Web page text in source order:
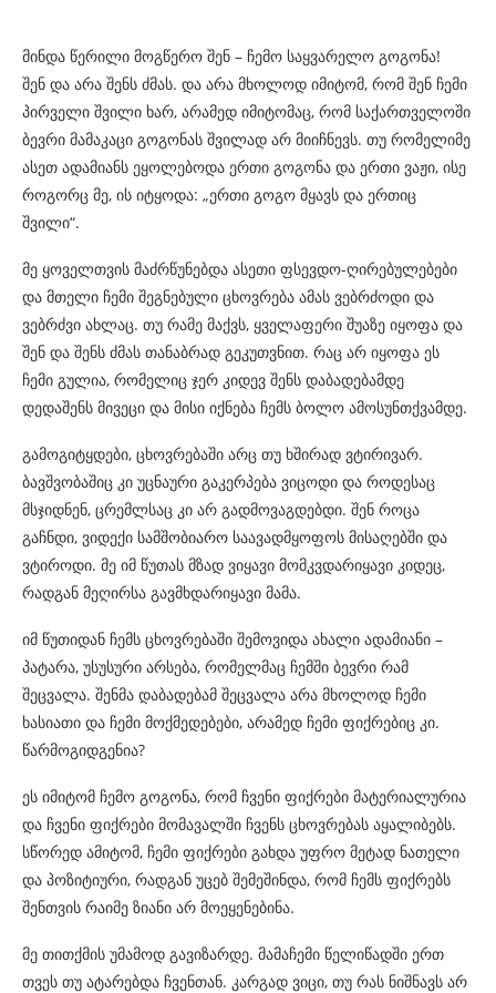
მინდა წერილი მოგწერო შენ – ჩემო საყვარელო გოგონა!
შენ და არა შენს ძმას. და არა მხოლოდ იმიტომ, რომ შენ ჩემი
პირველი შვილი ხარ, არამედ იმიტომაც, რომ საქართველოში
ბევრი მამაკაცი გოგონას შვილად არ მიიჩნევს. თუ რომელიმე
ასეთ ადამიანს ეყოლებოდა ერთი გოგონა და ერთი ვაჟი, ისე
როგორც მე, ის იტყოდა: „ერთი გოგო მყავს და ერთიც
შვილი“.
მე ყოველთვის მაძრწუნებდა ასეთი ფსევდო-ღირებულებები
და მთელი ჩემი შეგნებული ცხოვრება ამას ვებრძოდი და
ვებრძვი ახლაც. თუ რამე მაქვს, ყველაფერი შუაზე იყოფა და
შენ და შენს ძმას თანაბრად გეკუთვნით. რაც არ იყოფა ეს
ჩემი გულია, რომელიც ჯერ კიდევ შენს დაბადებამდე
დედაშენს მივეცი და მისი იქნება ჩემს ბოლო ამოსუნთქვამდე.
გამოგიტყდები, ცხოვრებაში არც თუ ხშირად ვტირივარ.
ბავშვობაშიც კი უცნაური გაკერპება ვიცოდი და როდესაც
მსჯიდნენ, ცრემლსაც კი არ გადმოვაგდებდი. შენ როცა
გაჩნდი, ვიდექი სამშობიარო საავადმყოფოს მისაღებში და
ვტიროდი. მე იმ წუთას მზად ვიყავი მომკვდარიყავი კიდეც,
რადგან მეღირსა გავმხდარიყავი მამა.
იმ წუთიდან ჩემს ცხოვრებაში შემოვიდა ახალი ადამიანი –
პატარა, უსუსური არსება, რომელმაც ჩემში ბევრი რამ
შეცვალა. შენმა დაბადებამ შეცვალა არა მხოლოდ ჩემი
ხასიათი და ჩემი მოქმედებები, არამედ ჩემი ფიქრებიც კი.
წარმოგიდგენია?
ეს იმიტომ ჩემო გოგონა, რომ ჩვენი ფიქრები მატერიალურია
და ჩვენი ფიქრები მომავალში ჩვენს ცხოვრებას აყალიბებს.
სწორედ ამიტომ, ჩემი ფიქრები გახდა უფრო მეტად ნათელი
და პოზიტიური, რადგან უცებ შემეშინდა, რომ ჩემს ფიქრებს
შენთვის რაიმე ზიანი არ მოეყენებინა.
მე თითქმის უმამოდ გავიზარდე. მამაჩემი წელიწადში ერთ
თვეს თუ ატარებდა ჩვენთან. კარგად ვიცი, თუ რას ნიშნავს არ